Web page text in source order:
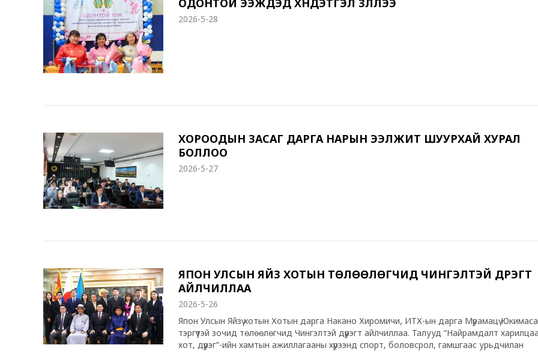
ОДОНТОЙ ЭЭЖҮҮДЭД ХҮНДЭТГЭЛ ҮЗҮҮЛЛЭЭ
2026-5-28
ХОРООДЫН ЗАСАГ ДАРГА НАРЫН ЭЭЛЖИТ ШУУРХАЙ ХУРАЛ
БОЛЛОО
2026-5-27
ЯПОН УЛСЫН ЯЙЗҮ ХОТЫН ТӨЛӨӨЛӨГЧИД ЧИНГЭЛТЭЙ ДҮҮРЭГТ
АЙЛЧИЛЛАА
2026-5-26
Япон Улсын Яйзү хотын Хотын дарга Накано Хиромичи, ИТХ-ын дарга Мүрамацү Юкимаса
тэргүүтэй зочид төлөөлөгчид Чингэлтэй дүүрэгт айлчиллаа. Талууд “Найрамдалт
хот, дүүрэг”-ийн хамтын ажиллагааны хүрээнд спорт, боловсрол, гамшгаас урьдчилан